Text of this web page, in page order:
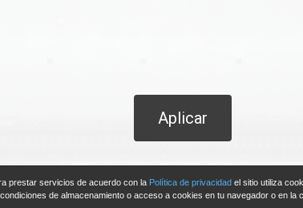
prestar servicios de acuerdo con la Política de privacidadel sitio utiliza
de almacenamiento o acceso a cookies en tu navegador o en la
Aplicar